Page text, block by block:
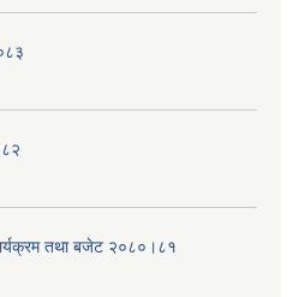
तथा बजेट २०८०।८१